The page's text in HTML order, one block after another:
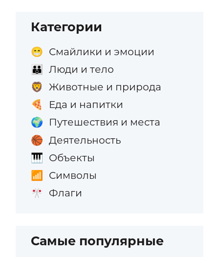
Категории
😁 Смайлики и эмоции
👪 Люди и тело
🦁 Животные и природа
🍕 Еда и напитки
🌍 Путешествия и места
🏀 Деятельность
🎹 Объекты
📶 Символы
🎌 Флаги
Самые популярные